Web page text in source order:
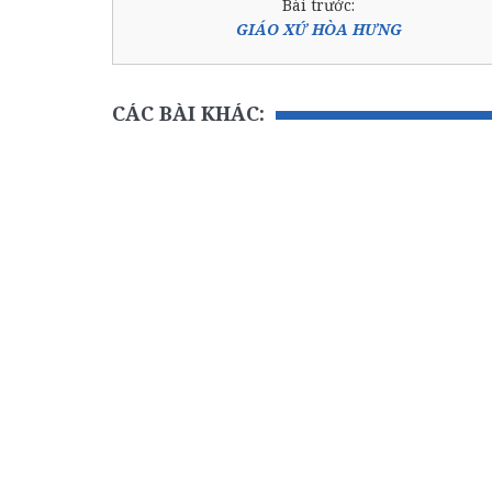
Bài trước:
GIÁO XỨ HÒA HƯNG
CÁC BÀI KHÁC: